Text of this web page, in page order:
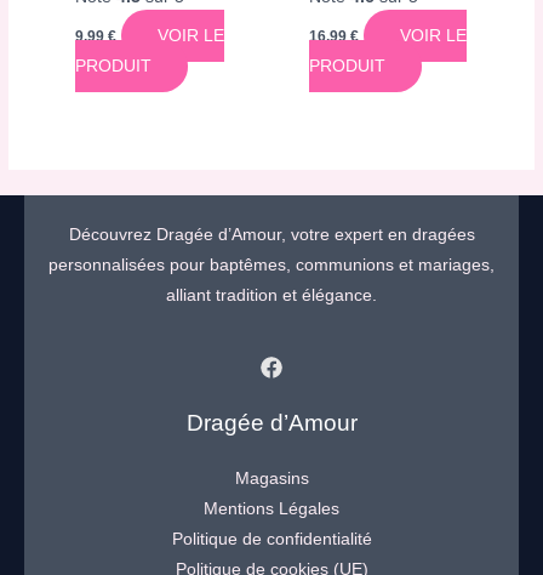
9,99€
VOIR LE
PRODUIT
16,99€
VOIR LE
PRODUIT
Découvrez Dragée d’Amour, votre expert en dragées
personnalisées pour baptêmes, communions et mariages,
alliant tradition et élégance.
Dragée d’Amour
Magasins
Mentions Légales
Politique de confidentialité
Politique de cookies (UE)